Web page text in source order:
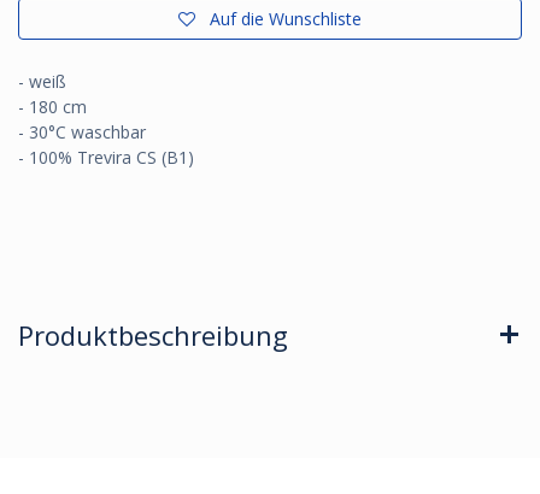
Auf die Wunschliste
- weiß
- 180 cm
- 30°C waschbar
- 100% Trevira CS (B1)
Produktbeschreibung